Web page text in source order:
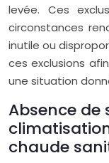
levée. Ces
circonstances
inutile ou
ces exclusions
une situation
Absence
chaude